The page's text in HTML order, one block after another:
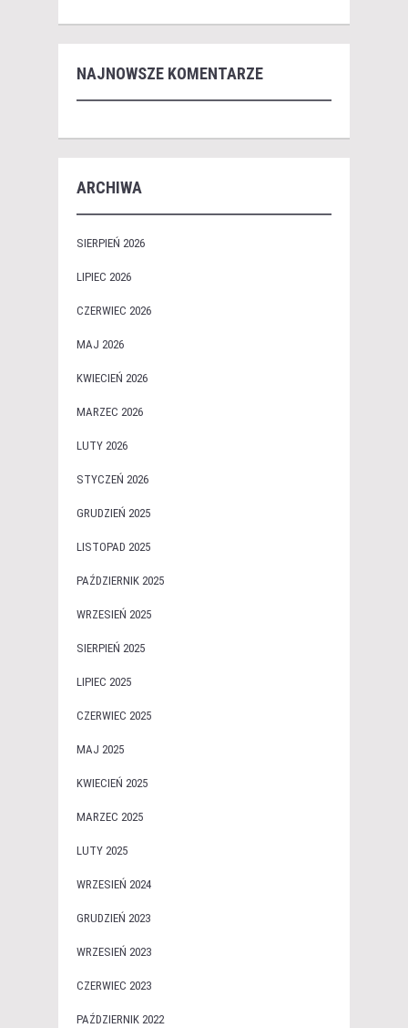
NAJNOWSZE KOMENTARZE
ARCHIWA
SIERPIEŃ 2026
LIPIEC 2026
CZERWIEC 2026
MAJ 2026
KWIECIEŃ 2026
MARZEC 2026
LUTY 2026
STYCZEŃ 2026
GRUDZIEŃ 2025
LISTOPAD 2025
PAŹDZIERNIK 2025
WRZESIEŃ 2025
SIERPIEŃ 2025
LIPIEC 2025
CZERWIEC 2025
MAJ 2025
KWIECIEŃ 2025
MARZEC 2025
LUTY 2025
WRZESIEŃ 2024
GRUDZIEŃ 2023
WRZESIEŃ 2023
CZERWIEC 2023
PAŹDZIERNIK 2022